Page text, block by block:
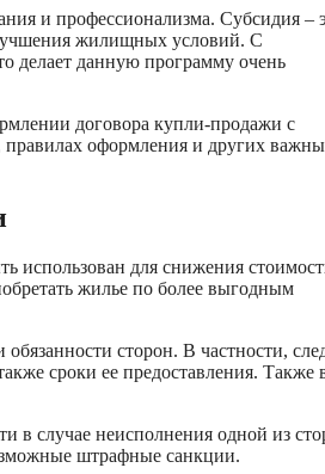
и профессионализма. Субсидия –
жилищных условий. С
делает данную программу очень
договора купли-продажи с
оформления и других
использован для снижения
жилье по более выгодным
сторон. В частности,
сроки ее предоставления. Также
в случае неисполнения одной из
штрафные санкции.